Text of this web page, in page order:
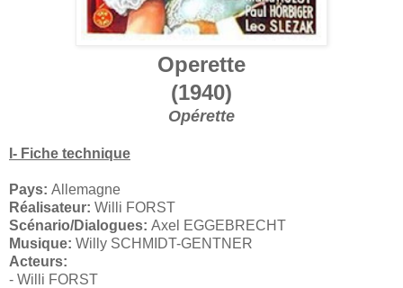
Operette
(1940)
Opérette
I- Fiche technique
Pays: Allemagne
Réalisateur: Willi FORST
Scénario/Dialogues: Axel EGGEBRECHT
Musique: Willy SCHMIDT-GENTNER
Acteurs:
- Willi FORST